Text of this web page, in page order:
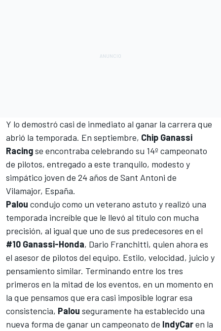
Y lo demostró casi de inmediato al ganar la carrera que
abrió la temporada. En septiembre, Chip Ganassi
Racingse encontraba celebrando su 14º campeonato
de pilotos, entregado a este tranquilo, modesto y
simpático joven de 24 años de Sant Antoni de
Vilamajor, España.
Palou condujo como un veterano astuto y realizó una
temporada increíble que le llevó al título con mucha
precisión, al igual que uno de sus predecesores en el
#10 Ganassi-Honda, Dario Franchitti, quien ahora es
el asesor de pilotos del equipo. Estilo, velocidad, juicio y
pensamiento similar. Terminando entre los tres
primeros en la mitad de los eventos, en un momento en
la que pensamos que era casi imposible lograr esa
consistencia, Palou seguramente ha establecido una
nueva forma de ganar un campeonato de IndyCaren la